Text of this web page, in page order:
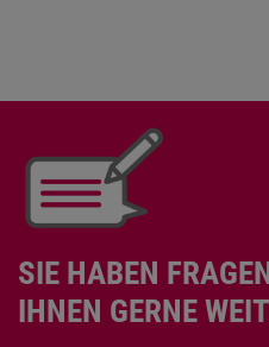
SIE HABEN
IHNEN GERNE